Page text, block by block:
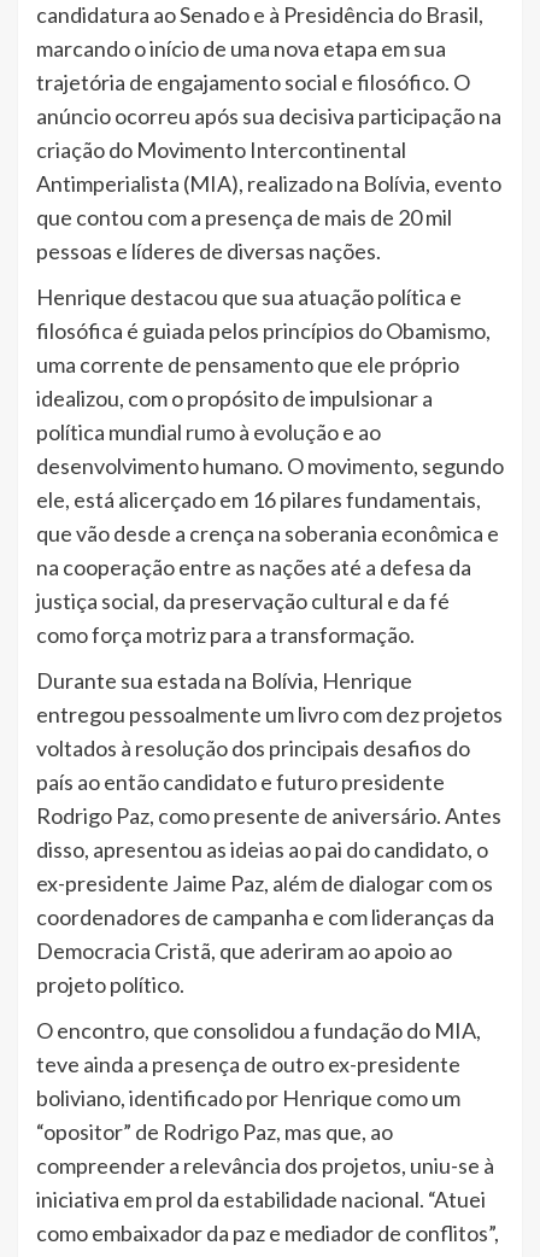
candidatura ao Senado e à Presidência do Brasil,
marcando o início de uma nova etapa em sua
trajetória de engajamento social e filosófico. O
anúncio ocorreu após sua decisiva participação na
criação do Movimento Intercontinental
Antimperialista (MIA), realizado na Bolívia, evento
que contou com a presença de mais de 20 mil
pessoas e líderes de diversas nações.
Henrique destacou que sua atuação política e
filosófica é guiada pelos princípios do Obamismo,
uma corrente de pensamento que ele próprio
idealizou, com o propósito de impulsionar a
política mundial rumo à evolução e ao
desenvolvimento humano. O movimento, segundo
ele, está alicerçado em 16 pilares fundamentais,
que vão desde a crença na soberania econômica e
na cooperação entre as nações até a defesa da
justiça social, da preservação cultural e da fé
como força motriz para a transformação.
Durante sua estada na Bolívia, Henrique
entregou pessoalmente um livro com dez projetos
voltados à resolução dos principais desafios do
país ao então candidato e futuro presidente
Rodrigo Paz, como presente de aniversário. Antes
disso, apresentou as ideias ao pai do candidato, o
ex-presidente Jaime Paz, além de dialogar com os
coordenadores de campanha e com lideranças da
Democracia Cristã, que aderiram ao apoio ao
projeto político.
O encontro, que consolidou a fundação do MIA,
teve ainda a presença de outro ex-presidente
boliviano, identificado por Henrique como um
“opositor” de Rodrigo Paz, mas que, ao
compreender a relevância dos projetos, uniu-se à
iniciativa em prol da estabilidade nacional. “Atuei
como embaixador da paz e mediador de conflitos”,